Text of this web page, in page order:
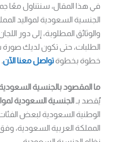
في هذا المقال، سنتناول معًا
الجنسية السعودية لمواليد
والوثائق المطلوبة، إلى دور
الطلبات، حتى تكون لديك
خطوة بخطوةتواصل معنا الآن.
ما المقصود بالجنسية السعودية
يُقصد بـالجنسية السعودية
الوطنية السعودية لبعض
المملكة العربية السعودية،